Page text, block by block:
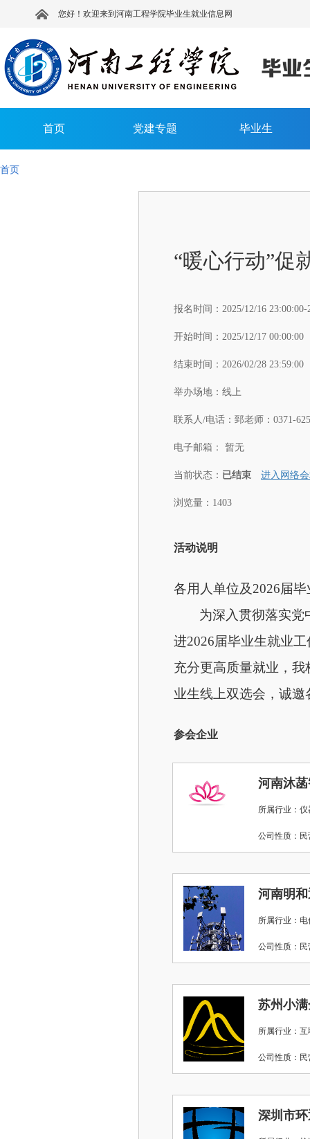
您好！欢迎来到河南工程学院毕业生就业信息网
首页 党建专题 毕业生
首页
“暖心行动”促
报名时间： 2025/12/16
开始时间： 2025/12/17 00:00:00
结束时间： 2026/02/28 23:59:00
举办场地： 线上
联系人/电话： 郅老师：0371-
电子邮箱： 暂无
当前状态： 已结束 进入网络
浏览量：1403
活动说明
各用人单位及2026届
为深入贯彻落实党
进2026届毕业生就业
充分更高质量就业，我
业生线上双选会，诚
参会企业
河南沐
所属行业：
公司性质
河南明
所属行业：
公司性质
苏州小
所属行业：
公司性质